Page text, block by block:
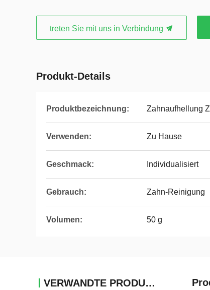
treten Sie mit uns in Verbindung
Produkt-Details
Produktbezeichnung: Zahnaufhellung
Verwenden: Zu Hause
Geschmack: Individualisiert
Gebrauch: Zahn-Reinigung
Volumen: 50 g
VERWANDTE PRODUKTE